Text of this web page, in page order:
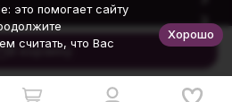
В корзину
это помогает сайту
считать, что Вас
Хорошо